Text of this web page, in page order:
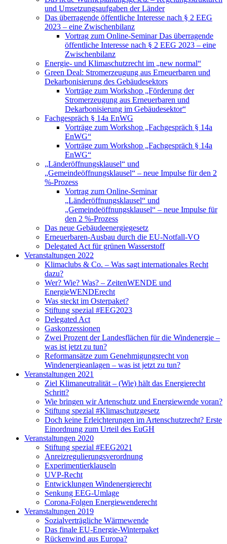
und Umsetzungsaufgaben der Länder
Das überragende öffentliche Interesse nach § 2 EEG
2023 – eine Zwischenbilanz
Vortrag zum Online-Seminar Das überragende
öffentliche Interesse nach § 2 EEG 2023 – eine
Zwischenbilanz
Energie- und Klimaschutzrecht im „new normal“
Green Deal: Stromerzeugung aus Erneuerbaren und
Dekarbonisierung des Gebäudesektors
Vorträge zum Workshop „Förderung der
Stromerzeugung aus Erneuerbaren und
Dekarbonisierung im Gebäudesektor“
Fachgespräch § 14a EnWG
Vorträge zum Workshop „Fachgespräch § 14a
EnWG“
Vorträge zum Workshop „Fachgespräch § 14a
EnWG“
„Länderöffnungsklausel“ und
„Gemeindeöffnungsklausel“ – neue Impulse für den 2
%-Prozess
Vortrag zum Online-Seminar
„Länderöffnungsklausel“ und
„Gemeindeöffnungsklausel“ – neue Impulse für
den 2 %-Prozess
Das neue Gebäudeenergiegesetz
Erneuerbaren-Ausbau durch die EU-Notfall-VO
Delegated Act für grünen Wasserstoff
Veranstaltungen 2022
Klimaclubs & Co. – Was sagt internationales Recht
dazu?
Wer? Wie? Was? – ZeitenWENDE und
EnergieWENDErecht
Was steckt im Osterpaket?
Stiftung spezial #EEG2023
Delegated Act
Gaskonzessionen
Zwei Prozent der Landesflächen für die Windenergie –
was ist jetzt zu tun?
Reformansätze zum Genehmigungsrecht von
Windenergieanlagen – was ist jetzt zu tun?
Veranstaltungen 2021
Ziel Klimaneutralität – (Wie) hält das Energierecht
Schritt?
Wie bringen wir Artenschutz und Energiewende voran?
Stiftung spezial #Klimaschutzgesetz
Doch keine Erleichterungen im Artenschutzrecht? Erste
Einordnung zum Urteil des EuGH
Veranstaltungen 2020
Stiftung spezial #EEG2021
Anreizregulierungsverordnung
Experimentierklauseln
UVP-Recht
Entwicklungen Windenergierecht
Senkung EEG-Umlage
Corona-Folgen Energiewenderecht
Veranstaltungen 2019
Sozialverträgliche Wärmewende
Das finale EU-Energie-Winterpaket
Rückenwind aus Europa?